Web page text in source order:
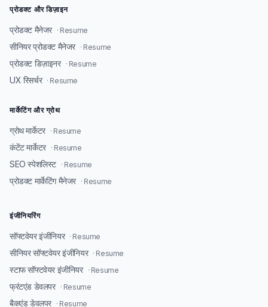
प्रोडक्ट और डिज़ाइन
प्रोडक्ट मैनेजर · Resume
सीनियर प्रोडक्ट मैनेजर · Resume
प्रोडक्ट डिज़ाइनर · Resume
UX रिसर्चर · Resume
मार्केटिंग और ग्रोथ
ग्रोथ मार्केटर · Resume
कंटेंट मार्केटर · Resume
SEO स्पेशलिस्ट · Resume
प्रोडक्ट मार्केटिंग मैनेजर · Resume
इंजीनियरिंग
सॉफ्टवेयर इंजीनियर · Resume
सीनियर सॉफ्टवेयर इंजीनियर · Resume
स्टाफ सॉफ्टवेयर इंजीनियर · Resume
फ्रंटएंड डेवलपर · Resume
बैकएंड डेवलपर · Resume